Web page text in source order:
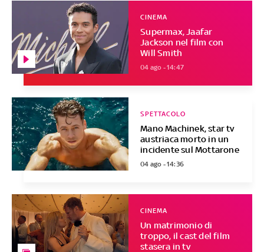
Supermax, Jaafar
Jackson nel film con
Will Smith
CINEMA
04 ago - 14:47
Mano Machinek, star tv
austriaca morto in un
incidente sul Mottarone
SPETTACOLO
04 ago - 14:36
Un matrimonio di
troppo, il cast del film
stasera in tv
CINEMA